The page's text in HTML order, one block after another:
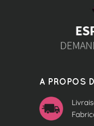
A PROPOS